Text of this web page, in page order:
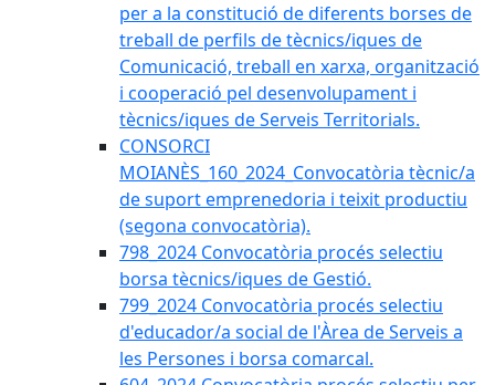
per a la constitució de diferents borses de
treball de perfils de tècnics/iques de
Comunicació, treball en xarxa, organització
i cooperació pel desenvolupament i
tècnics/iques de Serveis Territorials.
CONSORCI
MOIANÈS_160_2024_Convocatòria tècnic/a
de suport emprenedoria i teixit productiu
(segona convocatòria).
798_2024 Convocatòria procés selectiu
borsa tècnics/iques de Gestió.
799_2024 Convocatòria procés selectiu
d'educador/a social de l'Àrea de Serveis a
les Persones i borsa comarcal.